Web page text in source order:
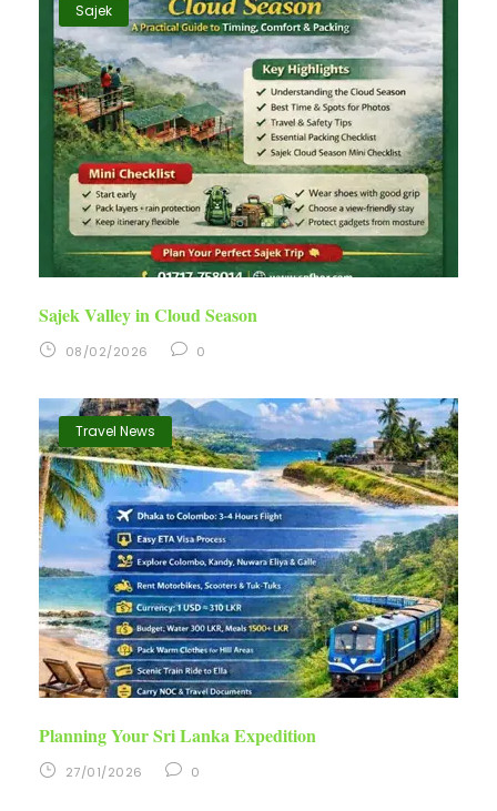
Sajek
Sajek Valley in Cloud Season
08/02/2026 0
Travel News
Planning Your Sri Lanka Expedition
27/01/2026 0